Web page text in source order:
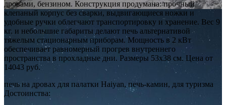
дровами, бензином. Конструкция продумана: прочный
клепаный корпус без сварки, выдвигающиеся ножки и
удобные ручки облегчают транспортировку и хранение. Вес 9
кг. и небольшие габариты делают печь альтернативой
тяжелым стационарным приборам. Мощность в 2 кВт
обеспечивает равномерный прогрев внутреннего
пространства в прохладные дни. Размеры 53х38 см. Цена от
14043 руб.
печь на дровах для палатки Нaiyan, печь-камин, для туризма
Достоинства: